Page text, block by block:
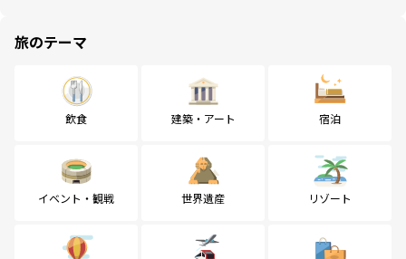
旅のテーマ
飲食 建築・アート 宿泊
イベント・観戦 世界遺産 リゾート